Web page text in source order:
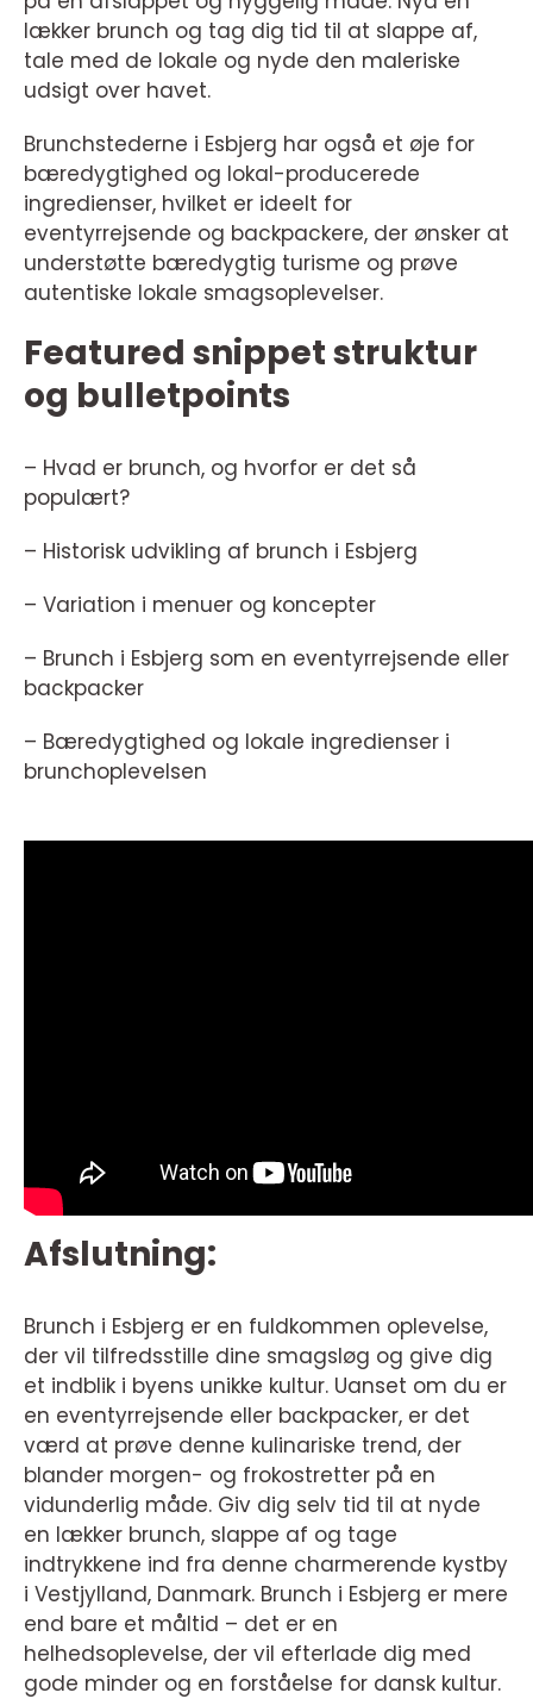
lækker brunch og tag dig tid til at slappe af,
tale med de lokale og nyde den maleriske
udsigt over havet.
Brunchstederne i Esbjerg har også et øje for
bæredygtighed og lokal-producerede
ingredienser, hvilket er ideelt for
eventyrrejsende og backpackere, der ønsker at
understøtte bæredygtig turisme og prøve
autentiske lokale smagsoplevelser.
Featured snippet struktur
og bulletpoints
– Hvad er brunch, og hvorfor er det så
populært?
– Historisk udvikling af brunch i Esbjerg
– Variation i menuer og koncepter
– Brunch i Esbjerg som en eventyrrejsende eller
backpacker
– Bæredygtighed og lokale ingredienser i
brunchoplevelsen
Afslutning:
Brunch i Esbjerg er en fuldkommen oplevelse,
der vil tilfredsstille dine smagsløg og give dig
et indblik i byens unikke kultur. Uanset om du er
en eventyrrejsende eller backpacker, er det
værd at prøve denne kulinariske trend, der
blander morgen- og frokostretter på en
vidunderlig måde. Giv dig selv tid til at nyde
en lækker brunch, slappe af og tage
indtrykkene ind fra denne charmerende kystby
i Vestjylland, Danmark. Brunch i Esbjerg er mere
end bare et måltid – det er en
helhedsoplevelse, der vil efterlade dig med
gode minder og en forståelse for dansk kultur.